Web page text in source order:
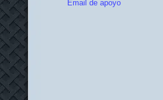
Email de apoyo